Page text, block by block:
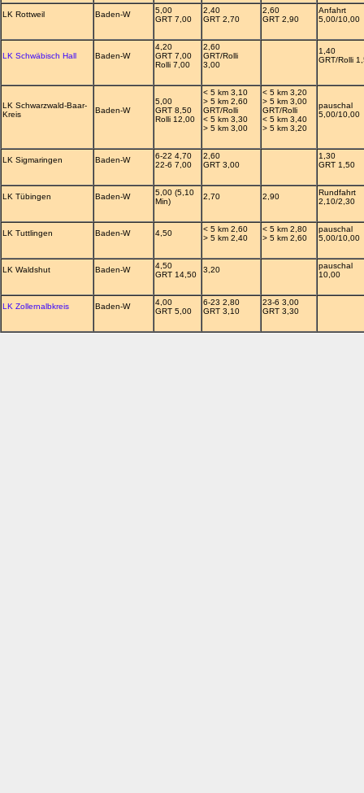
LK Rottweil Baden-W
5,00
GRT 7,00
2,40
GRT 2,70
2,60
GRT 2,90
Anfahrt
5,00/10,00
LK Schwäbisch Hall Baden-W
4,20
GRT 7,00
Rolli 7,00
2,60
GRT/Rolli
3,00
1,40
GRT/Rolli
LK Schwarzwald-Baar-
Kreis
Baden-W
5,00
GRT 8,50
Rolli 12,00
< 5 km 3,10
> 5 km 2,60
GRT/Rolli
< 5 km 3,30
> 5 km 3,00
< 5 km 3,20
> 5 km 3,00
GRT/Rolli
< 5 km 3,40
> 5 km 3,20
pauschal
5,00/10,00
LK Sigmaringen Baden-W
6-22 4,70
22-6 7,00
2,60
GRT 3,00
1,30
GRT 1,50
LK Tübingen Baden-W
5,00 (5,10
Min)
2,70 2,90
Rundfahrt
2,10/2,30
LK Tuttlingen Baden-W 4,50
< 5 km 2,60
> 5 km 2,40
< 5 km 2,80
> 5 km 2,60
pauschal
5,00/10,00
LK Waldshut Baden-W
4,50
GRT 14,50
3,20
pauschal
10,00
LK Zollernalbkreis Baden-W
4,00
GRT 5,00
6-23 2,80
GRT 3,10
23-6 3,00
GRT 3,30